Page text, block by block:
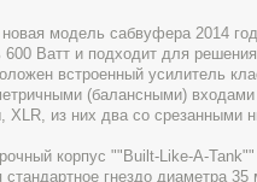
модель сабвуфера 2014
Ватт и подходит для
встроенный усилитель
(балансными)
из них два со срезанными
корпус ""Built-Like-A-
гнездо диаметра